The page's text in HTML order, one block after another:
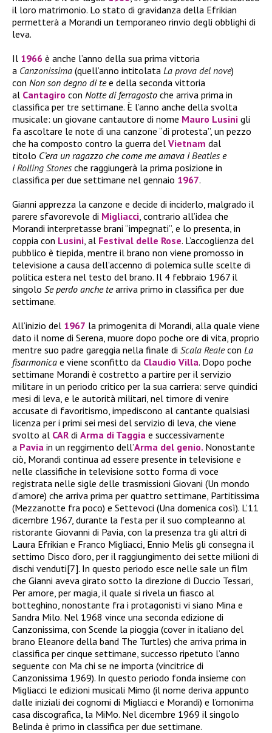
il loro matrimonio. Lo stato di gravidanza della Efrikian
permetterà a Morandi un temporaneo rinvio degli obblighi di
leva.
Il 1966 è anche l’anno della sua prima vittoria
a Canzonissima (quell’anno intitolata La prova del nove)
con Non son degno di tee della seconda vittoria
al Cantagiro con Notte di ferragosto che arriva prima in
classifica per tre settimane. È l’anno anche della svolta
musicale: un giovane cantautore di nome Mauro Lusini gli
fa ascoltare le note di una canzone “di protesta”, un pezzo
che ha composto contro la guerra del Vietnam dal
titolo C’era un ragazzo che come me amava i Beatles e
i Rolling Stones che raggiungerà la prima posizione in
classifica per due settimane nel gennaio 1967.
Gianni apprezza la canzone e decide di inciderlo, malgrado il
parere sfavorevole di Migliacci , contrario all’idea che
Morandi interpretasse brani “impegnati”, e lo presenta, in
coppia con Lusini , al Festival delle Rose. L’accoglienza del
pubblico è tiepida, mentre il brano non viene promosso in
televisione a causa dell’accenno di polemica sulle scelte di
politica estera nel testo del brano. Il 4 febbraio 1967 il
singolo Se perdo anche tearriva primo in classifica per due
settimane.
All’inizio del 1967 la primogenita di Morandi, alla quale viene
dato il nome di Serena, muore dopo poche ore di vita, proprio
mentre suo padre gareggia nella finale di Scala Realecon La
fisarmonica e viene sconfitto da Claudio Villa. Dopo poche
settimane Morandi è costretto a partire per il servizio
militare in un periodo critico per la sua carriera: serve quindici
mesi di leva, e le autorità militari, nel timore di venire
accusate di favoritismo, impediscono al cantante qualsiasi
licenza per i primi sei mesi del servizio di leva, che viene
svolto al CAR di Arma di Taggia e successivamente
a Pavia in un reggimento dell’Arma del genio. Nonostante
ciò, Morandi continua ad essere presente in televisione e
nelle classifiche in televisione sotto forma di voce
registrata nelle sigle delle trasmissioni Giovani (Un mondo
d’amore) che arriva prima per quattro settimane, Partitissima
(Mezzanotte fra poco) e Settevoci (Una domenica così). L’11
dicembre 1967, durante la festa per il suo compleanno al
ristorante Giovanni di Pavia, con la presenza tra gli altri di
Laura Efrikian e Franco Migliacci, Ennio Melis gli consegna il
settimo Disco d’oro, per il raggiungimento dei sette milioni di
dischi venduti[7]. In questo periodo esce nelle sale un film
che Gianni aveva girato sotto la direzione di Duccio Tessari,
Per amore, per magia, il quale si rivela un fiasco al
botteghino, nonostante fra i protagonisti vi siano Mina e
Sandra Milo. Nel 1968 vince una seconda edizione di
Canzonissima, con Scende la pioggia (cover in italiano del
brano Eleanore della band The Turtles) che arriva prima in
classifica per cinque settimane, successo ripetuto l’anno
seguente con Ma chi se ne importa (vincitrice di
Canzonissima 1969). In questo periodo fonda insieme con
Migliacci le edizioni musicali Mimo (il nome deriva appunto
dalle iniziali dei cognomi di Migliacci e Morandi) e l’omonima
casa discografica, la MiMo. Nel dicembre 1969 il singolo
Belinda è primo in classifica per due settimane.